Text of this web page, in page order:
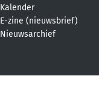
Kalender
E-zine (nieuwsbrief)
Nieuwsarchief